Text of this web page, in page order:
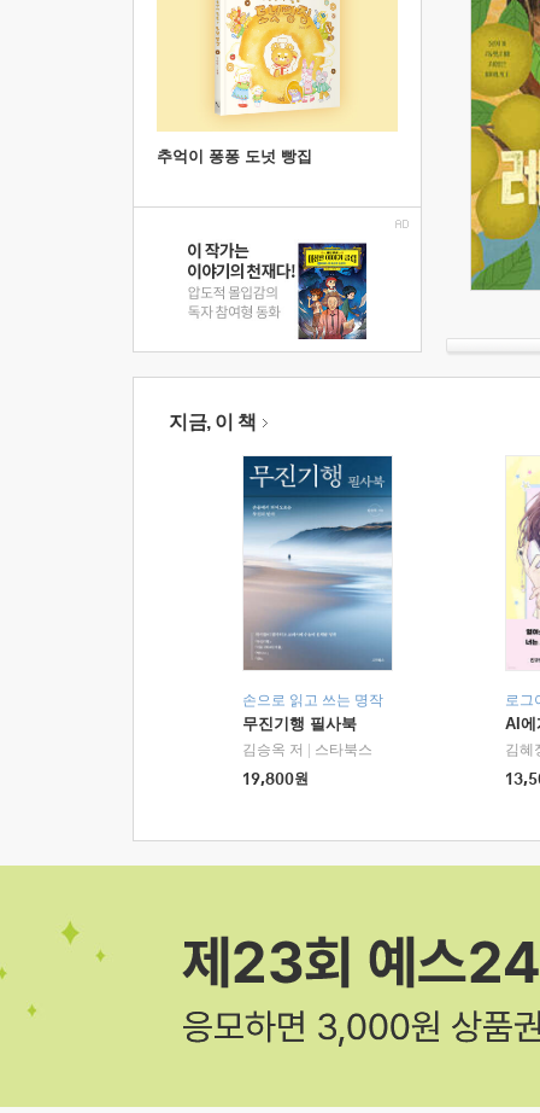
추억이 퐁퐁 도넛 빵집
지금, 이 책
손으로 읽고 쓰는 명작
무진기행 필사북
김승옥 저
스타북스
19,800원
로그
AI에
김혜